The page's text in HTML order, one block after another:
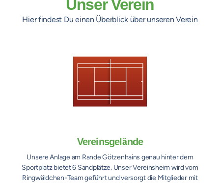
Unser Verein
Hier findest Du einen Überblick über unseren Verein
Vereinsgelände
Unsere Anlage am Rande Götzenhains genau hinter dem
Sportplatz bietet 6 Sandplätze. Unser Vereinsheim wird vom
Ringwäldchen-Team geführt und versorgt die Mitglieder mit